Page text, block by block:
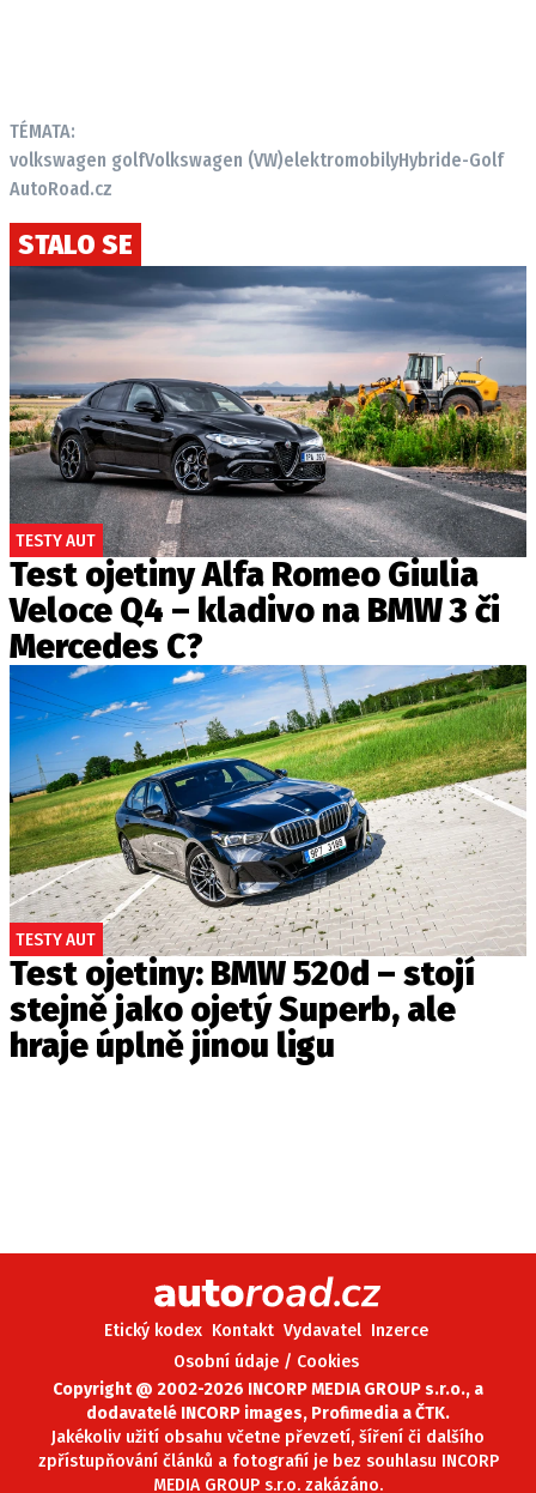
TÉMATA:
volkswagen golfVolkswagen (VW)elektromobilyHybride-Golf
AutoRoad.cz
STALO SE
TESTY AUT
Test ojetiny Alfa Romeo Giulia
Veloce Q4 – kladivo na BMW 3 či
Mercedes C?
TESTY AUT
Test ojetiny: BMW 520d – stojí
stejně jako ojetý Superb, ale
hraje úplně jinou ligu
Etický kodex Kontakt Vydavatel Inzerce
Osobní údaje / Cookies
Copyright @ 2002-2026 INCORP MEDIA GROUP s.r.o., a
dodavatelé INCORP images, Profimedia a ČTK.
Jakékoliv užití obsahu včetne převzetí, šíření či dalšího
zpřístupňování článků a fotografií je bez souhlasu INCORP
MEDIA GROUP s.r.o. zakázáno.